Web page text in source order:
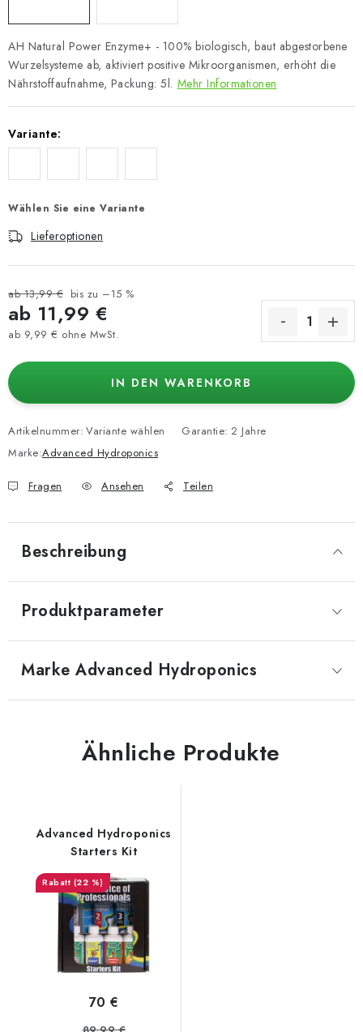
AH Natural Power Enzyme+ - 100% biologisch, baut abgestorbene
Wurzelsysteme ab, aktiviert positive Mikroorganismen, erhöht die
Nährstoffaufnahme, Packung: 5l. Mehr Informationen
Variante:
Wählen Sie eine Variante
Lieferoptionen
ab 13,99 € bis zu –15 %
ab 11,99 €
ab 9,99 € ohne MwSt.
IN DEN WARENKORB
Artikelnummer: Variante wählen
Marke:Advanced Hydroponics
Garantie: 2 Jahre
Fragen Ansehen Teilen
Beschreibung
Produktparameter
Marke Advanced Hydroponics
Ähnliche Produkte
Advanced Hydroponics
Starters Kit
(22 %)
70 €